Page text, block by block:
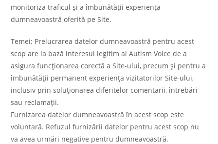
monitoriza traficul și a îmbunătăţii experiența
dumneavoastră oferită pe Site.
Temei: Prelucrarea datelor dumneavoastră pentru acest
scop are la bază interesul legitim al Autism Voice de a
asigura funcționarea corectă a Site-ului, precum și pentru a
îmbunătății permanent experiența vizitatorilor Site-ului,
inclusiv prin soluționarea diferitelor comentarii, întrebări
sau reclamații.
Furnizarea datelor dumneavoastră în acest scop este
voluntară. Refuzul furnizării datelor pentru acest scop nu
va avea urmări negative pentru dumneavoastră.